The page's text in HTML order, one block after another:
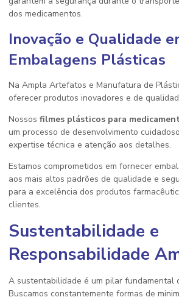
dos medicamentos.
Inovação e Qualidade
Embalagens Plásticas
Na Ampla Artefatos e Manufatura de
oferecer produtos inovadores e de
Nossos filmes plásticos para
um processo de desenvolvimento
expertise técnica e atenção aos detalhes.
Estamos comprometidos em fornecer
aos mais altos padrões de qualidade e
para a excelência dos produtos
clientes.
Sustentabilidade e
Responsabilidade
A sustentabilidade é um pilar fundamental
Buscamos constantemente formas de